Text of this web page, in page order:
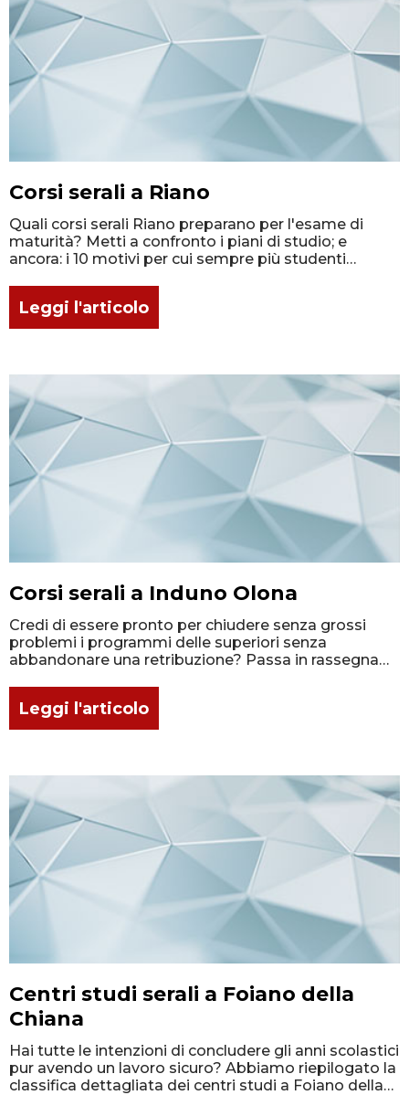
Corsi serali a Riano
Quali corsi serali Riano preparano per l'esame di
maturità? Metti a confronto i piani di studio; e
ancora: i 10 motivi per cui sempre più studenti
Leggi l'articolo
Corsi serali a Induno Olona
Credi di essere pronto per chiudere senza grossi
problemi i programmi delle superiori senza
abbandonare una retribuzione? Passa in rassegna
Leggi l'articolo
Centri studi serali a Foiano della
Chiana
Hai tutte le intenzioni di concludere gli anni scolastici
pur avendo un lavoro sicuro? Abbiamo riepilogato la
classifica dettagliata dei centri studi a Foiano della